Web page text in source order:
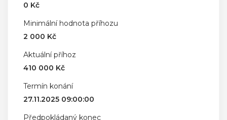
0 Kč
Minimální hodnota příhozu
2 000 Kč
Aktuální příhoz
410 000 Kč
Termín konání
27.11.2025 09:00:00
Předpokládaný konec